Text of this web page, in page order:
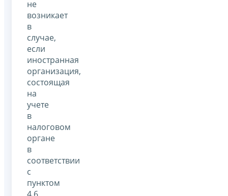
не
возникает
в
случае,
если
иностранная
организация,
состоящая
на
учете
в
налоговом
органе
в
соответствии
с
пунктом